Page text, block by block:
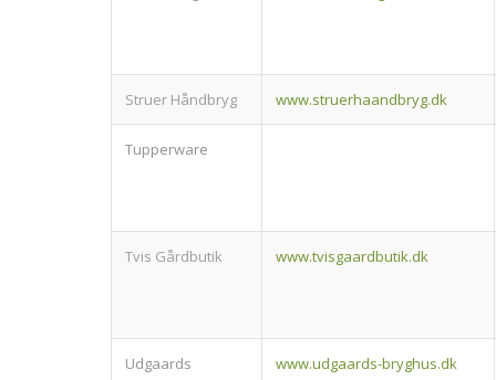
Struer Håndbryg www.struerhaandbryg.dk
Tupperware
Tvis Gårdbutik www.tvisgaardbutik.dk
Udgaards www.udgaards-bryghus.dk